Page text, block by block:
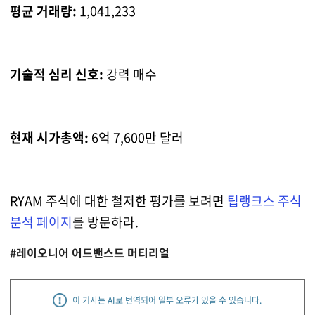
평균 거래량: 1,041,233
기술적 심리 신호: 강력 매수
현재 시가총액: 6억 7,600만 달러
RYAM 주식에 대한 철저한 평가를 보려면 팁랭크스 주식
분석 페이지를 방문하라.
#레이오니어 어드밴스드 머티리얼
이 기사는 AI로 번역되어 일부 오류가 있을 수 있습니다.